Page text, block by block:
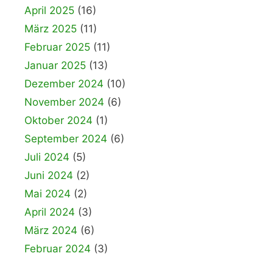
April 2025 (16)
März 2025 (11)
Februar 2025 (11)
Januar 2025 (13)
Dezember 2024 (10)
November 2024 (6)
Oktober 2024 (1)
September 2024 (6)
Juli 2024 (5)
Juni 2024 (2)
Mai 2024 (2)
April 2024 (3)
März 2024 (6)
Februar 2024 (3)